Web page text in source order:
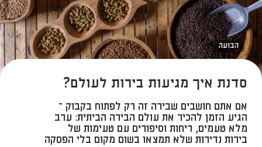
הבועה
סדנת איך מגיעות בירות לעולם?
אם אתם חושבים שבירה זה רק לפתוח בקבוק –
הגיע הזמן להכיר את עולם הבירה הביתית: ערב
מלא טעמים, ריחות וסיפורים עם טעימות של
בירות נדירות שלא תמצאו בשום מקום בלי הפסקה